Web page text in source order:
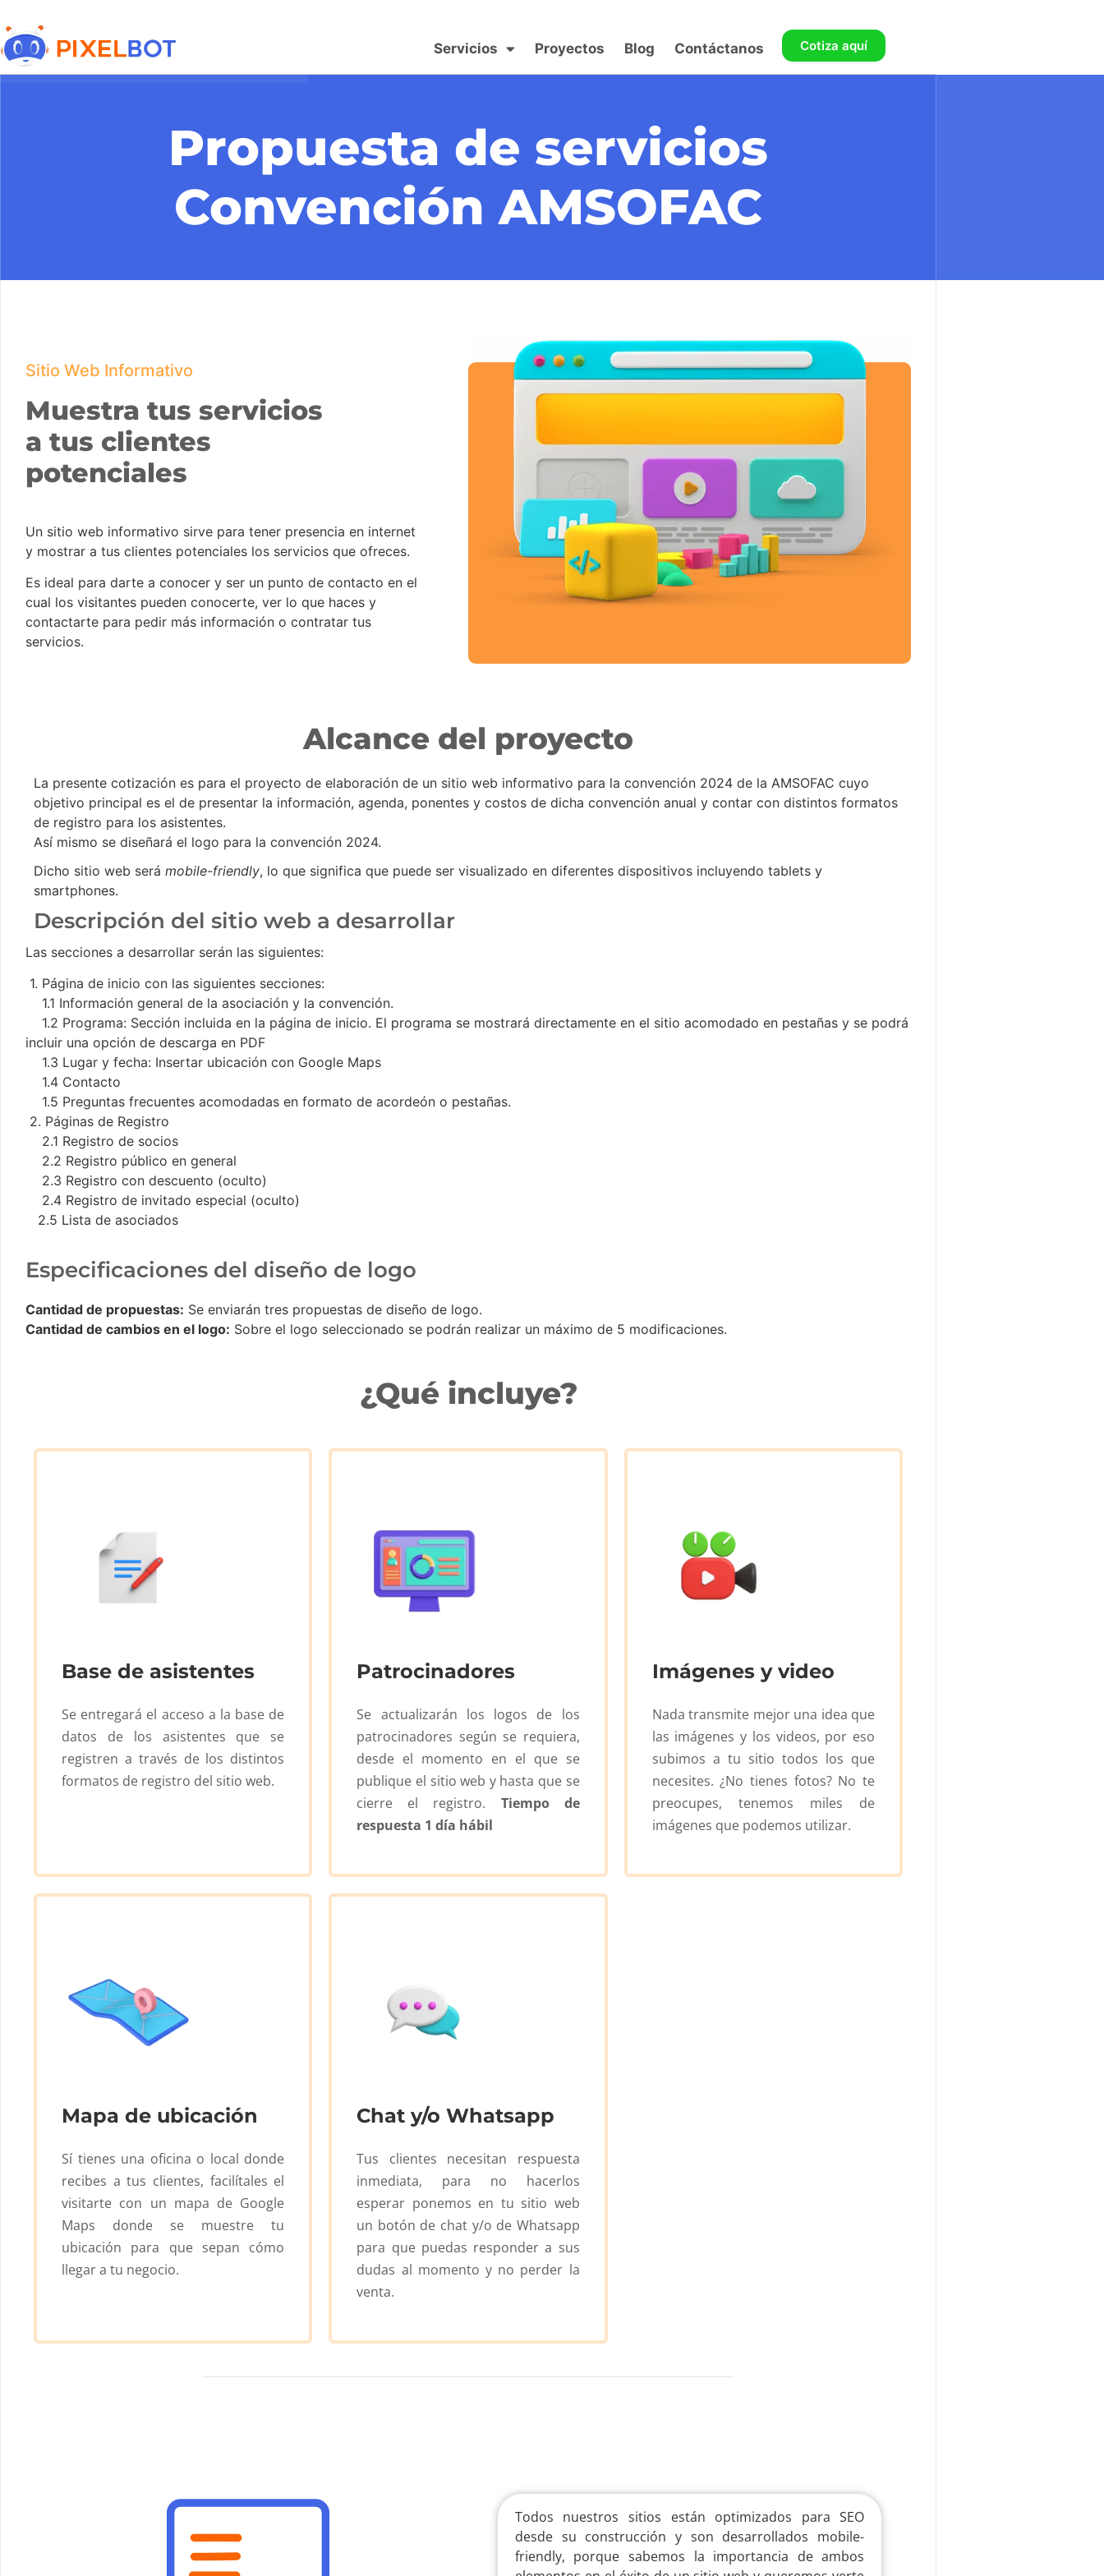
Servicios Proyectos Blog Contáctanos Cotiza aquí
Propuesta de servicios
Convención AMSOFAC
Sitio Web Informativo
Muestra tus servicios
a tus clientes
potenciales
Un sitio web informativo sirve para tener presencia en internet
y mostrar a tus clientes potenciales los servicios que ofreces.
Es ideal para darte a conocer y ser un punto de contacto en el
cual los visitantes pueden conocerte, ver lo que haces y
contactarte para pedir más información o contratar tus
servicios.
Alcance del proyecto
La presente cotización es para el proyecto de elaboración de un sitio web informativo para la convención 2024 de la AMSOFAC cuyo
objetivo principal es el de presentar la información, agenda, ponentes y costos de dicha convención anual y contar con distintos formatos
de registro para los asistentes.
Así mismo se diseñará el logo para la convención 2024.
Dicho sitio web será mobile-friendly, lo que significa que puede ser visualizado en diferentes dispositivos incluyendo tablets y
smartphones.
Descripción del sitio web a desarrollar
Las secciones a desarrollar serán las siguientes:
⁠1. Página de inicio con las siguientes secciones:
1.1 Información general de la asociación y la convención.
1.2 Programa: Sección incluida en la página de inicio. El programa se mostrará directamente en el sitio acomodado en pestañas y se podrá
incluir una opción de descarga en PDF
1.3 Lugar y fecha: Insertar ubicación con Google Maps
1.4 Contacto
1.5 Preguntas frecuentes acomodadas en formato de acordeón o pestañas.
2. Páginas de Registro
⁠ 2.1 Registro de socios
2.2 Registro público en general
2.3 Registro con descuento (oculto)
2.4 Registro de invitado especial (oculto)
⁠2.5 Lista de asociados
Especificaciones del diseño de logo
⁠Cantidad de propuestas: Se enviarán tres propuestas de diseño de logo.
Cantidad de cambios en el logo: Sobre el logo seleccionado se podrán realizar un máximo de 5 modificaciones.
¿Qué incluye?
Base de asistentes
Se entregará el acceso a la base de
datos de los asistentes que se
registren a través de los distintos
formatos de registro del sitio web.
Patrocinadores
Se actualizarán los logos de los
patrocinadores según se requiera,
desde el momento en el que se
publique el sitio web y hasta que se
cierre el registro. Tiempo de
respuesta 1 día hábil
Imágenes y video
Nada transmite mejor una idea que
las imágenes y los videos, por eso
subimos a tu sitio todos los que
necesites. ¿No tienes fotos? No te
preocupes, tenemos miles de
imágenes que podemos utilizar.
Mapa de ubicación
Sí tienes una oficina o local donde
recibes a tus clientes, facilítales el
visitarte con un mapa de Google
Maps donde se muestre tu
ubicación para que sepan cómo
llegar a tu negocio.
Chat y/o Whatsapp
Tus clientes necesitan respuesta
inmediata, para no hacerlos
esperar ponemos en tu sitio web
un botón de chat y/o de Whatsapp
para que puedas responder a sus
dudas al momento y no perder la
venta.
Todos nuestros sitios están optimizados para SEO
desde su construcción y son desarrollados mobile-
friendly, porque sabemos la importancia de ambos